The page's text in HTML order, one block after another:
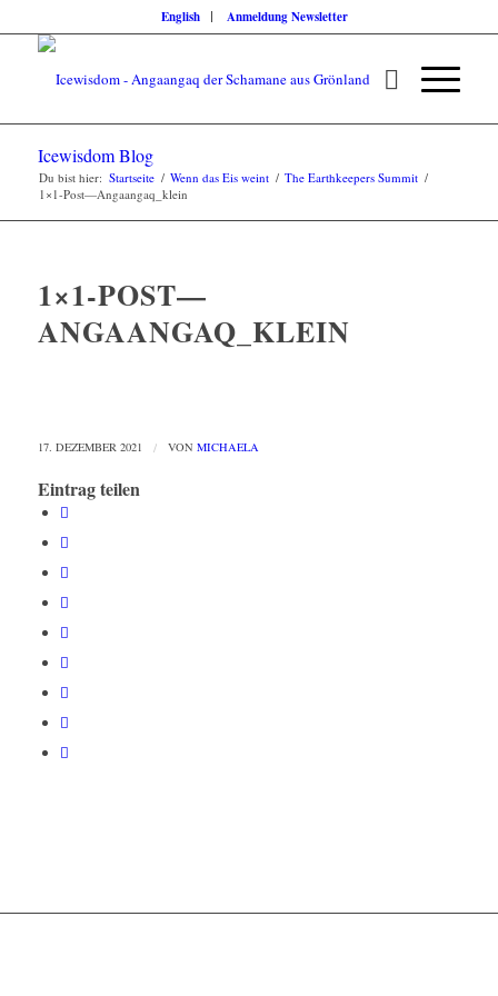
English Anmeldung Newsletter
Icewisdom Blog
Du bist hier: Startseite / Wenn das Eis weint / The Earthkeepers Summit /
1×1-Post—Angaangaq_klein
1×1-POST—
ANGAANGAQ_KLEIN
17. DEZEMBER 2021 / VON MICHAELA
Eintrag teilen